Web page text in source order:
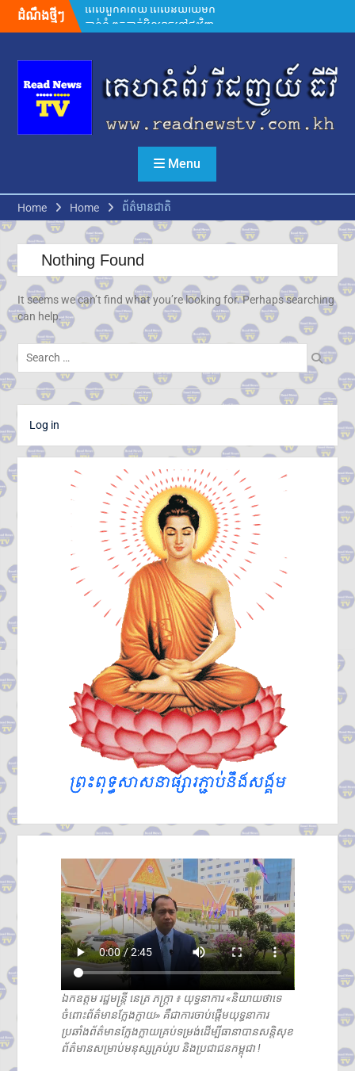
ដំណឹងថ្មីៗ
សមនឹងត្រឡប់ទៅផ្ទះវិញ»
អ្នកនាំពាក្យក្រសួងព័ត៌មាន៖
សម្តេចមហាបវរធិបតី ហ៊ុន
៨ចំណុច ពន្លឿនបញ្ហាជាប់គាំងនៃ
រដ្ឋមន្រ្តីក្រសួងមហាផ្ទៃ អំពាវនាវ
ឯកឧត្តម ស៊ុន ចាន់ថុល បញ្ជាក់ថា
អត្រាពន្ធថ្មីចំនួន ១០% ដែល
សហរដ្ឋអាមេរិកដាក់លើកម្ពុជា
មិនមែនយកទៅបូកបន្ថែមលើអត្រា
១៩% នោះទេ
លោក ហ្សេលេនស្គី អះអាងថា រុស្ស៊ី
គ្រោងនាំទាហានកូរ៉េខាងជើង
៣០,០០០នាក់បន្ថែម មកចូលរួម
ក្នុងសង្គ្រាម
តាមប្រព័ន្ធច្ចេកវិទ្យា២៦៨ករណីត្រូវ
បញ្ជូនទៅតុលាការ និងពាក់ព័ន្ធមុខ
សញ្ញាសង្ស័យជិត ៣ពាន់នាក់
ប្រដាប់អាវុធ និងការប្តេជ្ញាចិត្តរក្សា
សន្តិភាព
កម្ពុជា និង FBI ប្តេជ្ញាបន្តពង្រឹង
កិច្ចសហប្រតិបត្តិការសន្តិសុខ
ក្រសួងអប់រំ យុវជន និងកីឡា
ប្រកាសព័ត៌មានពីការប្រឡង
សញ្ញាបត្រមធ្យមសិក្សាទុតិយភូមិ
សម័យប្រឡង៖១០ សីហ ២០២៦
មានបេក្ខជនចុះឈ្មោះប្រឡង
សរុប១៥១,២៣៨នាក់
ស្រី៨៤,៧៣៥នាក់
ក្រុមអ្នកសង្កេតការណ៍អាស៊ាន ចុះ
ពិនិត្យស្ថានភាពជាក់ស្តែងនៅតាម
ព្រំដែនកម្ពុជា-ថៃ ក្នុងខេត្តបន្ទាយ
មានជ័យ
លោកជំទាវបណ្ឌិត ពេជ ចន្ទមុន្នី
ហ៊ុនម៉ាណែត អញ្ជើញប្រគល់ផ្ទះថ្មី
៣ខ្នង ជូនក្រុមគ្រួសារវីរកងទ័ពពលី
នៅខេត្តកណ្តាល
ក្រសួងបរិស្ថាន ស្នើឱ្យរដ្ឋបាល
រាជធានី-ខេត្ត អនុវត្តច្បាប់តឹងរ៉ឹង
និងបរិក្ខារអេឡិចត្រូនិកប្រើប្រាស់រួច
អាជ្ញាធរខេត្តបន្ទាយមានជ័យ រៀបចំ
ការចាប់ឆ្នោត ជ្រើសរើសតូបលក់ដូរ
សម្រាប់អាជីវករភៀសសឹក នៅភូមិ
រង់ចាំ ជំហានដំបូង
ប្រមាណ៣០០តូប
លោក ទូច សុឃៈ បញ្ជាក់ថា៖ យុវតី
សិង្ហបុរី មក កម្ពុជាដោយសារបញ្ហា
គ្រួសារ មិនមែនជាករណីជួញដូរ
មនុស្ស
Menu
Home Home ព័ត៌មានជាតិ
Nothing Found
It seems we can’t find what you’re looking for. Perhaps searching
can help.
Search
for:
Log in
ឯកឧត្តម រដ្ឋមន្ត្រី នេត្រ ភក្រ្តា ៖ យុទ្ធនាការ «និយាយថាទេ
ចំពោះព័ត៌មានក្លែងក្លាយ» គឺជាការចាប់ផ្តើមយុទ្ធនាការ
ប្រឆាំងព័ត៌មានក្លែងក្លាយគ្រប់ទម្រង់ដើម្បីធានាបានសន្តិសុខ
ព័ត៌មានសម្រាប់មនុស្សគ្រប់រូប និងប្រជាជនកម្ពុជា !